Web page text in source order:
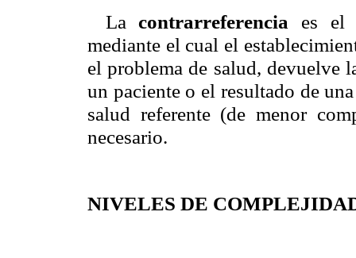
Lacontrarreferencia es el
mediante el cual el
el problema de salud, devuelve
un paciente o el resultado de
salud referente (de menor
necesario.
NIVELES DE